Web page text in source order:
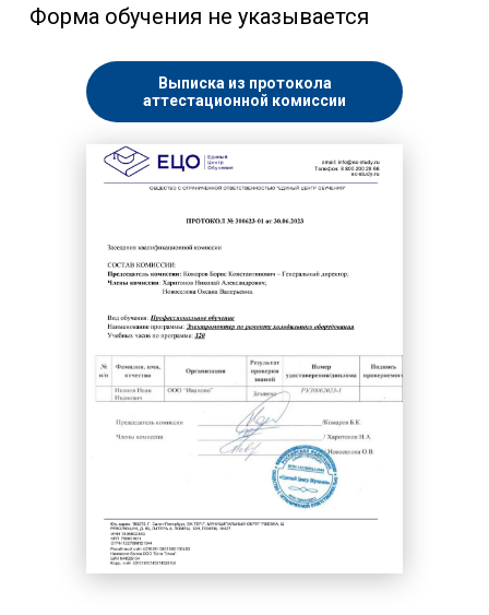
Форма обучения не указывается
Выписка из протокола
аттестационной комиссии